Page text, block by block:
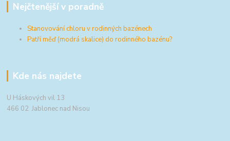
Nejčtenější v poradně
Stanovování chloru v rodinných bazénech
Patří měď (modrá skalice) do rodinného bazénu?
Kde nás najdete
U Háskových vil 13
466 02 Jablonec nad Nisou